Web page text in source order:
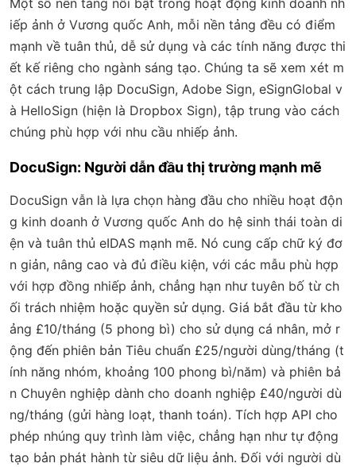
Một số nền tảng nổi bật trong hoạt động kinh doanh nh
iếp ảnh ở Vương quốc Anh, mỗi nền tảng đều có điểm
mạnh về tuân thủ, dễ sử dụng và các tính năng được thi
ết kế riêng cho ngành sáng tạo. Chúng ta sẽ xem xét m
ột cách trung lập DocuSign, Adobe Sign, eSignGlobal v
à HelloSign (hiện là Dropbox Sign), tập trung vào cách
chúng phù hợp với nhu cầu nhiếp ảnh.
DocuSign: Người dẫn đầu thị trường mạnh mẽ
DocuSign vẫn là lựa chọn hàng đầu cho nhiều hoạt độn
g kinh doanh ở Vương quốc Anh do hệ sinh thái toàn di
ện và tuân thủ eIDAS mạnh mẽ. Nó cung cấp chữ ký đơ
n giản, nâng cao và đủ điều kiện, với các mẫu phù hợp
với hợp đồng nhiếp ảnh, chẳng hạn như tuyên bố từ ch
ối trách nhiệm hoặc quyền sử dụng. Giá bắt đầu từ kho
ảng £10/tháng (5 phong bì) cho sử dụng cá nhân, mở r
ộng đến phiên bản Tiêu chuẩn £25/người dùng/tháng (t
ính năng nhóm, khoảng 100 phong bì/năm) và phiên bả
n Chuyên nghiệp dành cho doanh nghiệp £40/người dù
ng/tháng (gửi hàng loạt, thanh toán). Tích hợp API cho
phép nhúng quy trình làm việc, chẳng hạn như tự động
tạo bản phát hành từ siêu dữ liệu ảnh. Đối với người dù